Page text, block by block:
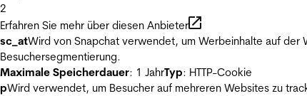
2
Erfahren Sie mehr über diesen Anbieter
sc_atWird von Snapchat verwendet, um Werbeinhalte auf der
Besuchersegmentierung.
Maximale Speicherdauer: 1 JahrTyp: HTTP-Cookie
pWird verwendet, um Besucher auf mehreren Websites zu